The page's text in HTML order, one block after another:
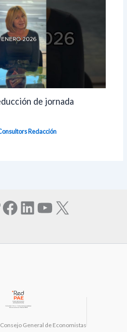
de jornada
Redacción
Facebook
LinkedIn
YouTube
X
Consejo General de Economistas